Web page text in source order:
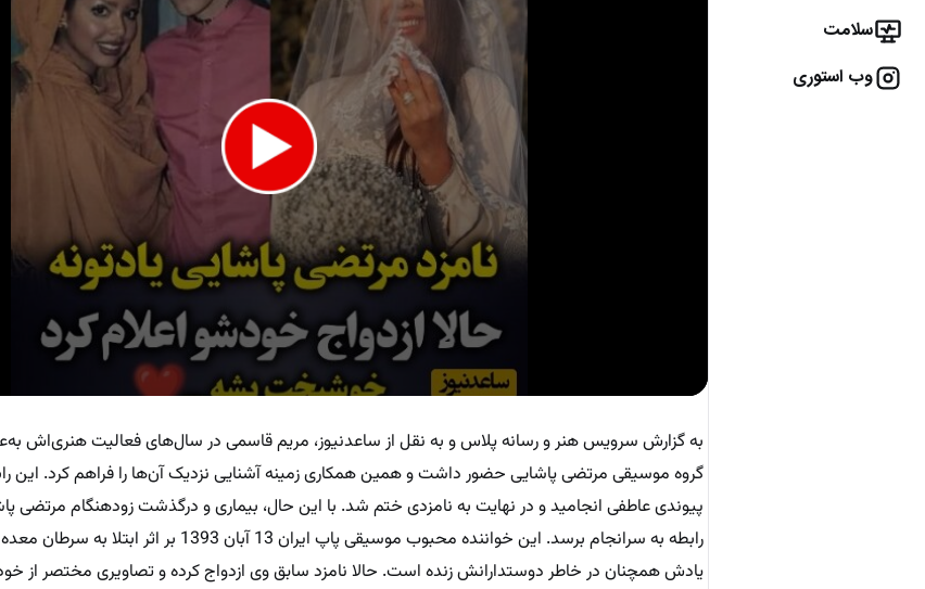
سلامت
وب استوری
به گزارش سرویس هنر و رسانه پلاس و به نقل از ساعدنیوز، مریم قاسمی در سال‌های فعالیت هنری‌اش
گروه موسیقی مرتضی پاشایی حضور داشت و همین همکاری زمینه آشنایی نزدیک آن‌ها را فراهم کرد. این
پیوندی عاطفی انجامید و در نهایت به نامزدی ختم شد. با این حال، بیماری و درگذشت زودهنگام مرتضی
رابطه به سرانجام برسد. این خواننده محبوب موسیقی پاپ ایران 13
یادش همچنان در خاطر دوستدارانش زنده است. حالا نامزد سابق وی ازدواج کرده و تصاویری مختصر از